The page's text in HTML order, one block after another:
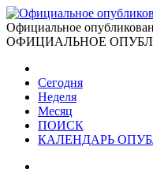
Официальное
ОФИЦИАЛЬНОЕ
Сегодня
Неделя
Месяц
ПОИСК
КАЛЕНДАРЬ